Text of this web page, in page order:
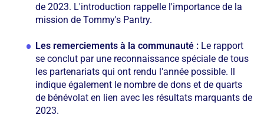
de 2023. L'introduction rappelle l'importance de la
mission de Tommy's Pantry.
Les remerciements à la communauté : Le rapport
se conclut par une reconnaissance spéciale de tous
les partenariats qui ont rendu l'année possible. Il
indique également le nombre de dons et de quarts
de bénévolat en lien avec les résultats marquants de
2023.